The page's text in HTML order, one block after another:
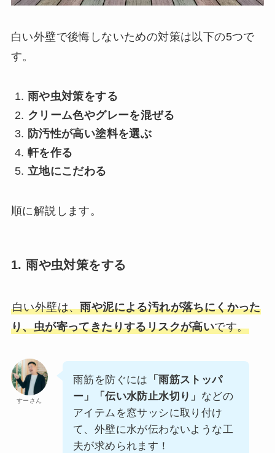
白い外壁で後悔しないための対策は以下の5つで
す。
雨や虫対策をする
クリーム色やグレーを混ぜる
防汚性が高い塗料を選ぶ
軒を作る
立地にこだわる
順に解説します。
1. 雨や虫対策をする
白い外壁は、雨や泥による汚れが落ちにくかった
り、虫が寄ってきたりするリスクが高いです。
すーさん
雨筋を防ぐには 「雨筋ストッパ
ー」「伝い水防止水切り」 などの
アイテムを窓サッシに取り付け
て、外壁に水が伝わないような工
夫が求められます！